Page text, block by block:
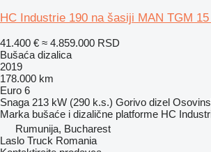
HC Industrie 190 na šasiji MAN TGM
41.400 € ≈ 4.859.000 RSD
Bušaća dizalica
2019
178.000 km
Euro 6
Snaga 213 kW (290 k.s.) Gorivo dizel
Marka bušaće i dizalične platforme HC
Rumunija, Bucharest
Laslo Truck Romania